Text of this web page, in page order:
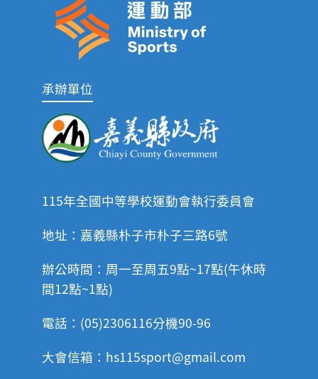
承辦單位
115年全國中等學校運動會執行委員會
地址：嘉義縣朴子市朴子三路6號
辦公時間：周一至周五9點~17點(午休時
間12點~1點)
電話：(05)2306116分機90-96
大會信箱：hs115sport@gmail.com